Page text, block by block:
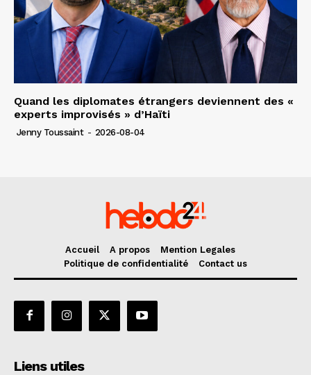
Quand les diplomates étrangers deviennent des «
experts improvisés » d’Haïti
Jenny Toussaint - 2026-08-04
Accueil A propos
Mention Legales
Politique de confidentialité
Contact us
Liens utiles